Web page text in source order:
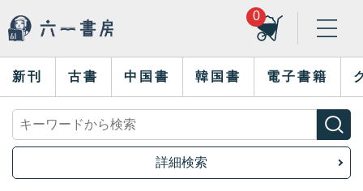
0
新刊 古書 中国書 韓国書 電子書籍
詳細検索